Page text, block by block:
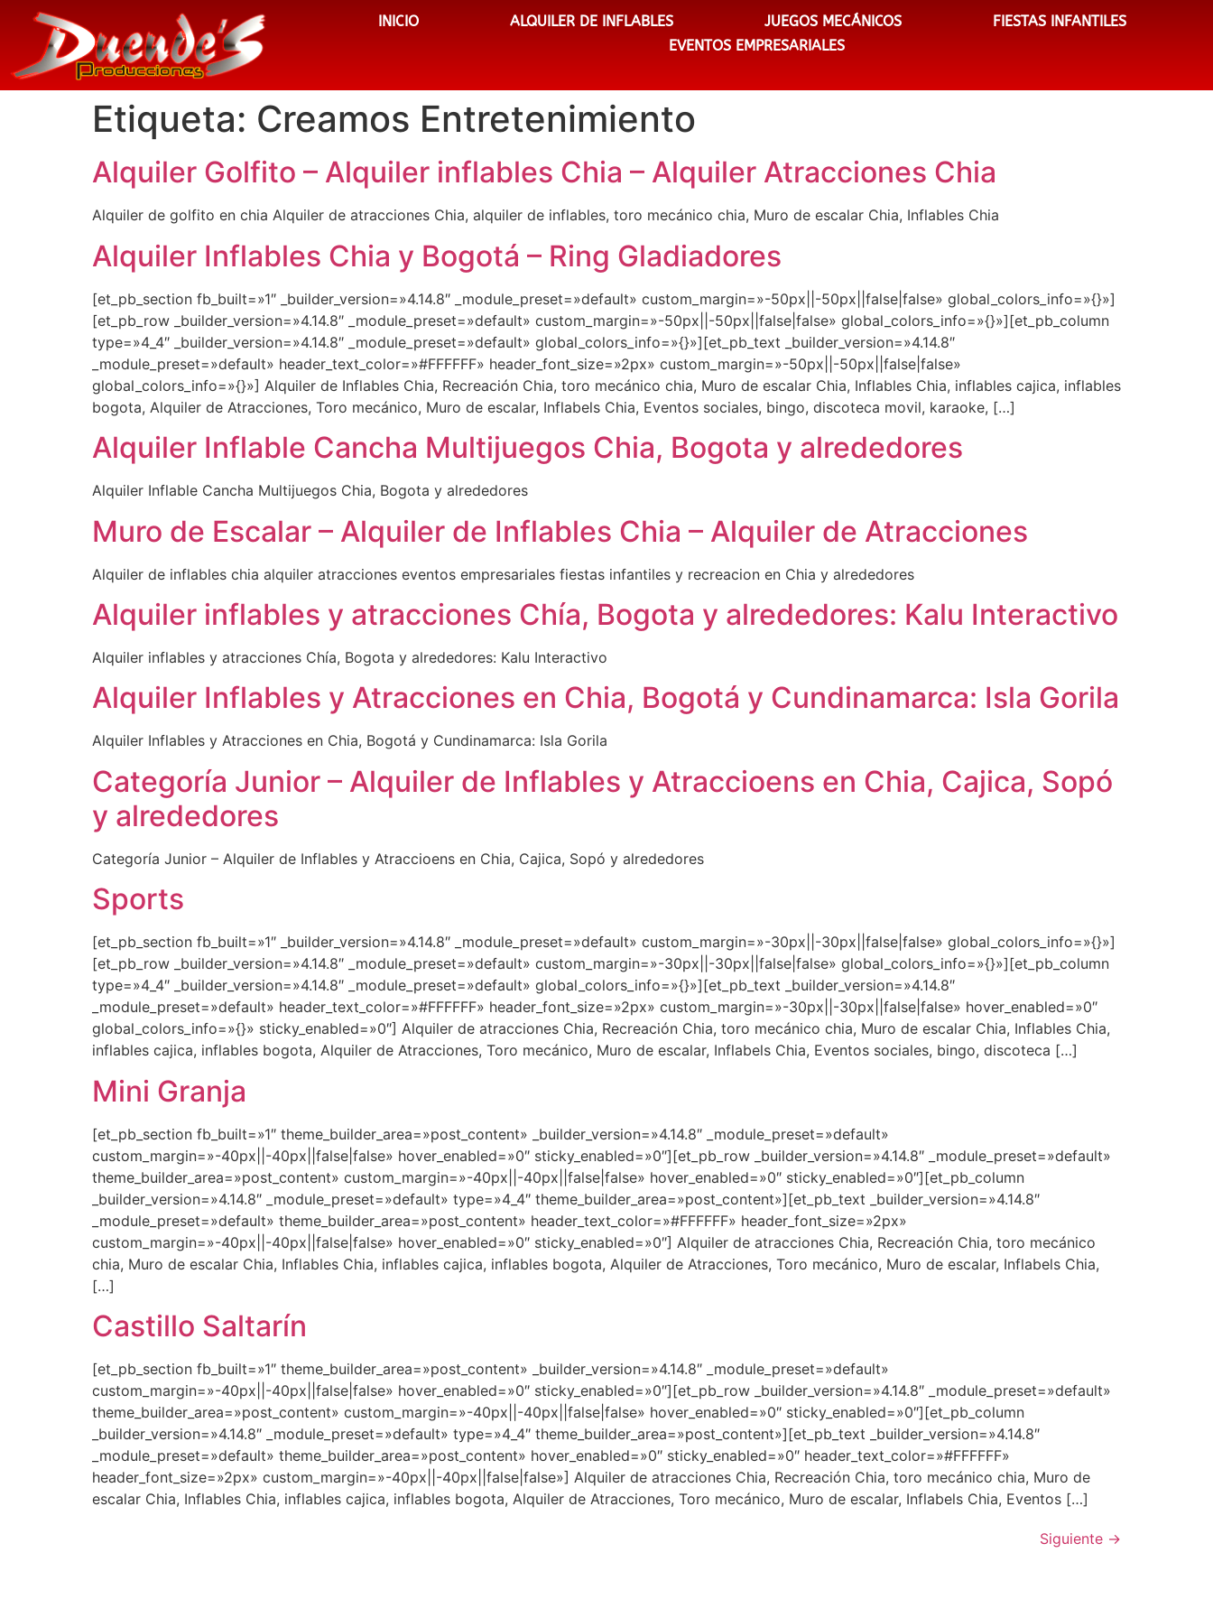
INICIO ALQUILER DE INFLABLES JUEGOS MECÁNICOS
FIESTAS INFANTILES
EVENTOS EMPRESARIALES
Etiqueta: Creamos Entretenimiento
Alquiler Golfito – Alquiler inflables Chia – Alquiler Atracciones Chia
Alquiler de golfito en chia Alquiler de atracciones Chia, alquiler de inflables, toro mecánico chia, Muro de escalar Chia, Inflables Chia
Alquiler Inflables Chia y Bogotá – Ring Gladiadores
[et_pb_section fb_built=»1″ _builder_version=»4.14.8″ _module_preset=»default» custom_margin=»-50px||-50px||false|false» global_colors_info=»{}»]
[et_pb_row _builder_version=»4.14.8″ _module_preset=»default» custom_margin=»-50px||-50px||false|false» global_colors_info=»{}»][et_pb_column
type=»4_4″ _builder_version=»4.14.8″ _module_preset=»default» global_colors_info=»{}»][et_pb_text _builder_version=»4.14.8″
_module_preset=»default» header_text_color=»#FFFFFF» header_font_size=»2px» custom_margin=»-50px||-50px||false|false»
global_colors_info=»{}»] Alquiler de Inflables Chia, Recreación Chia, toro mecánico chia, Muro de escalar Chia, Inflables Chia, inflables cajica, inflables
bogota, Alquiler de Atracciones, Toro mecánico, Muro de escalar, Inflabels Chia, Eventos sociales, bingo, discoteca movil, karaoke, […]
Alquiler Inflable Cancha Multijuegos Chia, Bogota y alrededores
Alquiler Inflable Cancha Multijuegos Chia, Bogota y alrededores
Muro de Escalar – Alquiler de Inflables Chia – Alquiler de Atracciones
Alquiler de inflables chia alquiler atracciones eventos empresariales fiestas infantiles y recreacion en Chia y alrededores
Alquiler inflables y atracciones Chía, Bogota y alrededores: Kalu Interactivo
Alquiler inflables y atracciones Chía, Bogota y alrededores: Kalu Interactivo
Alquiler Inflables y Atracciones en Chia, Bogotá y Cundinamarca: Isla Gorila
Alquiler Inflables y Atracciones en Chia, Bogotá y Cundinamarca: Isla Gorila
Categoría Junior – Alquiler de Inflables y Atraccioens en Chia, Cajica, Sopó
y alrededores
Categoría Junior – Alquiler de Inflables y Atraccioens en Chia, Cajica, Sopó y alrededores
Sports
[et_pb_section fb_built=»1″ _builder_version=»4.14.8″ _module_preset=»default» custom_margin=»-30px||-30px||false|false» global_colors_info=»{}»]
[et_pb_row _builder_version=»4.14.8″ _module_preset=»default» custom_margin=»-30px||-30px||false|false» global_colors_info=»{}»][et_pb_column
type=»4_4″ _builder_version=»4.14.8″ _module_preset=»default» global_colors_info=»{}»][et_pb_text _builder_version=»4.14.8″
_module_preset=»default» header_text_color=»#FFFFFF» header_font_size=»2px» custom_margin=»-30px||-30px||false|false» hover_enabled=»0″
global_colors_info=»{}» sticky_enabled=»0″] Alquiler de atracciones Chia, Recreación Chia, toro mecánico chia, Muro de escalar Chia, Inflables Chia,
inflables cajica, inflables bogota, Alquiler de Atracciones, Toro mecánico, Muro de escalar, Inflabels Chia, Eventos sociales, bingo, discoteca […]
Mini Granja
[et_pb_section fb_built=»1″ theme_builder_area=»post_content» _builder_version=»4.14.8″ _module_preset=»default»
custom_margin=»-40px||-40px||false|false» hover_enabled=»0″ sticky_enabled=»0″][et_pb_row _builder_version=»4.14.8″ _module_preset=»default»
theme_builder_area=»post_content» custom_margin=»-40px||-40px||false|false» hover_enabled=»0″ sticky_enabled=»0″][et_pb_column
_builder_version=»4.14.8″ _module_preset=»default» type=»4_4″ theme_builder_area=»post_content»][et_pb_text _builder_version=»4.14.8″
_module_preset=»default» theme_builder_area=»post_content» header_text_color=»#FFFFFF» header_font_size=»2px»
custom_margin=»-40px||-40px||false|false» hover_enabled=»0″ sticky_enabled=»0″] Alquiler de atracciones Chia, Recreación Chia, toro mecánico
chia, Muro de escalar Chia, Inflables Chia, inflables cajica, inflables bogota, Alquiler de Atracciones, Toro mecánico, Muro de escalar, Inflabels Chia,
[…]
Castillo Saltarín
[et_pb_section fb_built=»1″ theme_builder_area=»post_content» _builder_version=»4.14.8″ _module_preset=»default»
custom_margin=»-40px||-40px||false|false» hover_enabled=»0″ sticky_enabled=»0″][et_pb_row _builder_version=»4.14.8″ _module_preset=»default»
theme_builder_area=»post_content» custom_margin=»-40px||-40px||false|false» hover_enabled=»0″ sticky_enabled=»0″][et_pb_column
_builder_version=»4.14.8″ _module_preset=»default» type=»4_4″ theme_builder_area=»post_content»][et_pb_text _builder_version=»4.14.8″
_module_preset=»default» theme_builder_area=»post_content» hover_enabled=»0″ sticky_enabled=»0″ header_text_color=»#FFFFFF»
header_font_size=»2px» custom_margin=»-40px||-40px||false|false»] Alquiler de atracciones Chia, Recreación Chia, toro mecánico chia, Muro de
escalar Chia, Inflables Chia, inflables cajica, inflables bogota, Alquiler de Atracciones, Toro mecánico, Muro de escalar, Inflabels Chia, Eventos […]
Siguiente →